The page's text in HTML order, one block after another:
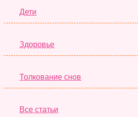
Дети
Здоровье
Толкование снов
Все статьи